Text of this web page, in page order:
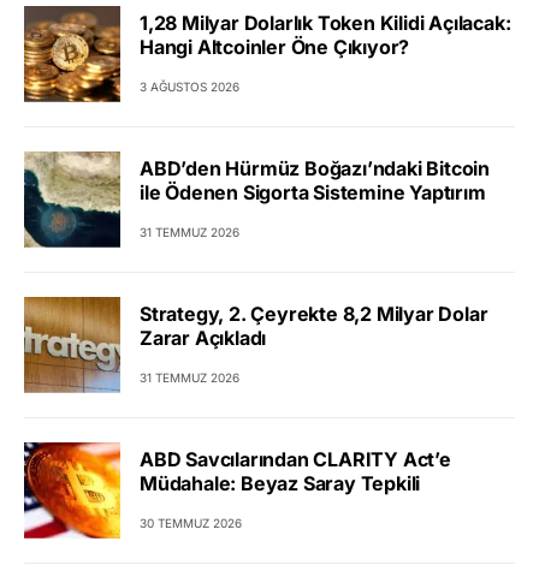
1,28 Milyar Dolarlık Token Kilidi Açılacak:
Hangi Altcoinler Öne Çıkıyor?
3 AĞUSTOS 2026
ABD’den Hürmüz Boğazı’ndaki Bitcoin
ile Ödenen Sigorta Sistemine Yaptırım
31 TEMMUZ 2026
Strategy, 2. Çeyrekte 8,2 Milyar Dolar
Zarar Açıkladı
31 TEMMUZ 2026
ABD Savcılarından CLARITY Act’e
Müdahale: Beyaz Saray Tepkili
30 TEMMUZ 2026